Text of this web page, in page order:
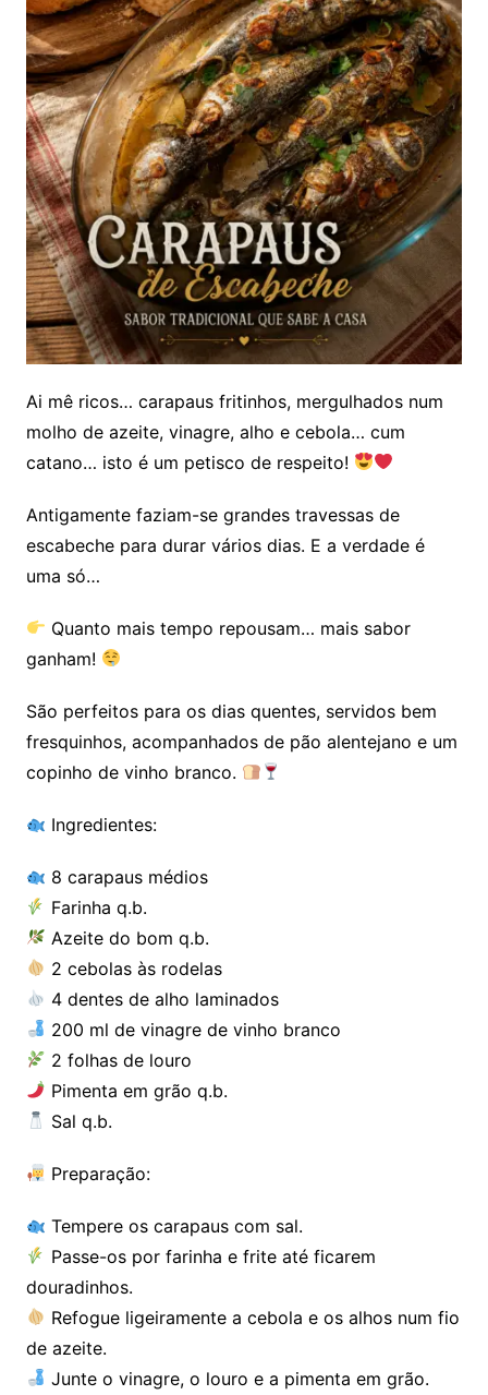
Ai mê ricos… carapaus fritinhos, mergulhados num
molho de azeite, vinagre, alho e cebola… cum
catano… isto é um petisco de respeito!
Antigamente faziam-se grandes travessas de
escabeche para durar vários dias. E a verdade é
uma só…
Quanto mais tempo repousam… mais sabor
ganham!
São perfeitos para os dias quentes, servidos bem
fresquinhos, acompanhados de pão alentejano e um
copinho de vinho branco.
Ingredientes:
8 carapaus médios
Farinha q.b.
Azeite do bom q.b.
2 cebolas às rodelas
4 dentes de alho laminados
200 ml de vinagre de vinho branco
2 folhas de louro
Pimenta em grão q.b.
Sal q.b.
Preparação:
Tempere os carapaus com sal.
Passe-os por farinha e frite até ficarem
douradinhos.
Refogue ligeiramente a cebola e os alhos num fio
de azeite.
Junte o vinagre, o louro e a pimenta em grão.